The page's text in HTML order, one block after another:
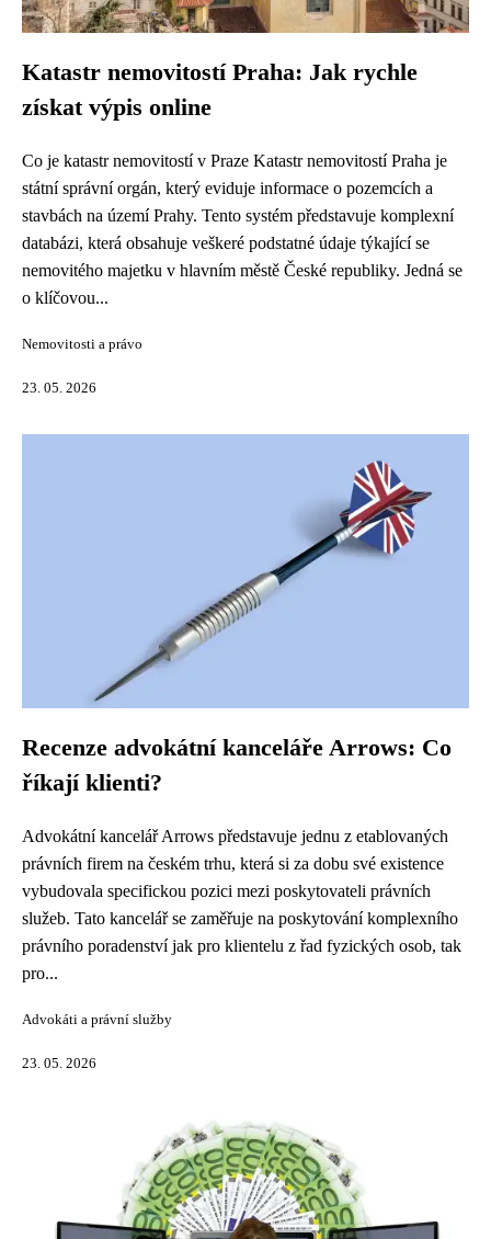
Katastr nemovitostí Praha: Jak rychle
získat výpis online
Co je katastr nemovitostí v Praze Katastr nemovitostí Praha je
státní správní orgán, který eviduje informace o pozemcích a
stavbách na území Prahy. Tento systém představuje komplexní
databázi, která obsahuje veškeré podstatné údaje týkající se
nemovitého majetku v hlavním městě České republiky. Jedná se
o klíčovou...
Nemovitosti a právo
23. 05. 2026
Recenze advokátní kanceláře Arrows: Co
říkají klienti?
Advokátní kancelář Arrows představuje jednu z etablovaných
právních firem na českém trhu, která si za dobu své existence
vybudovala specifickou pozici mezi poskytovateli právních
služeb. Tato kancelář se zaměřuje na poskytování komplexního
právního poradenství jak pro klientelu z řad fyzických osob, tak
pro...
Advokáti a právní služby
23. 05. 2026